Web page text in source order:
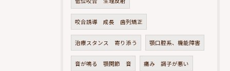
咬合誘導 成長 歯列矯正
治療スタンス 寄り添う 顎口腔系、機能障害
音が鳴る 顎関節 音 痛み 調子が悪い